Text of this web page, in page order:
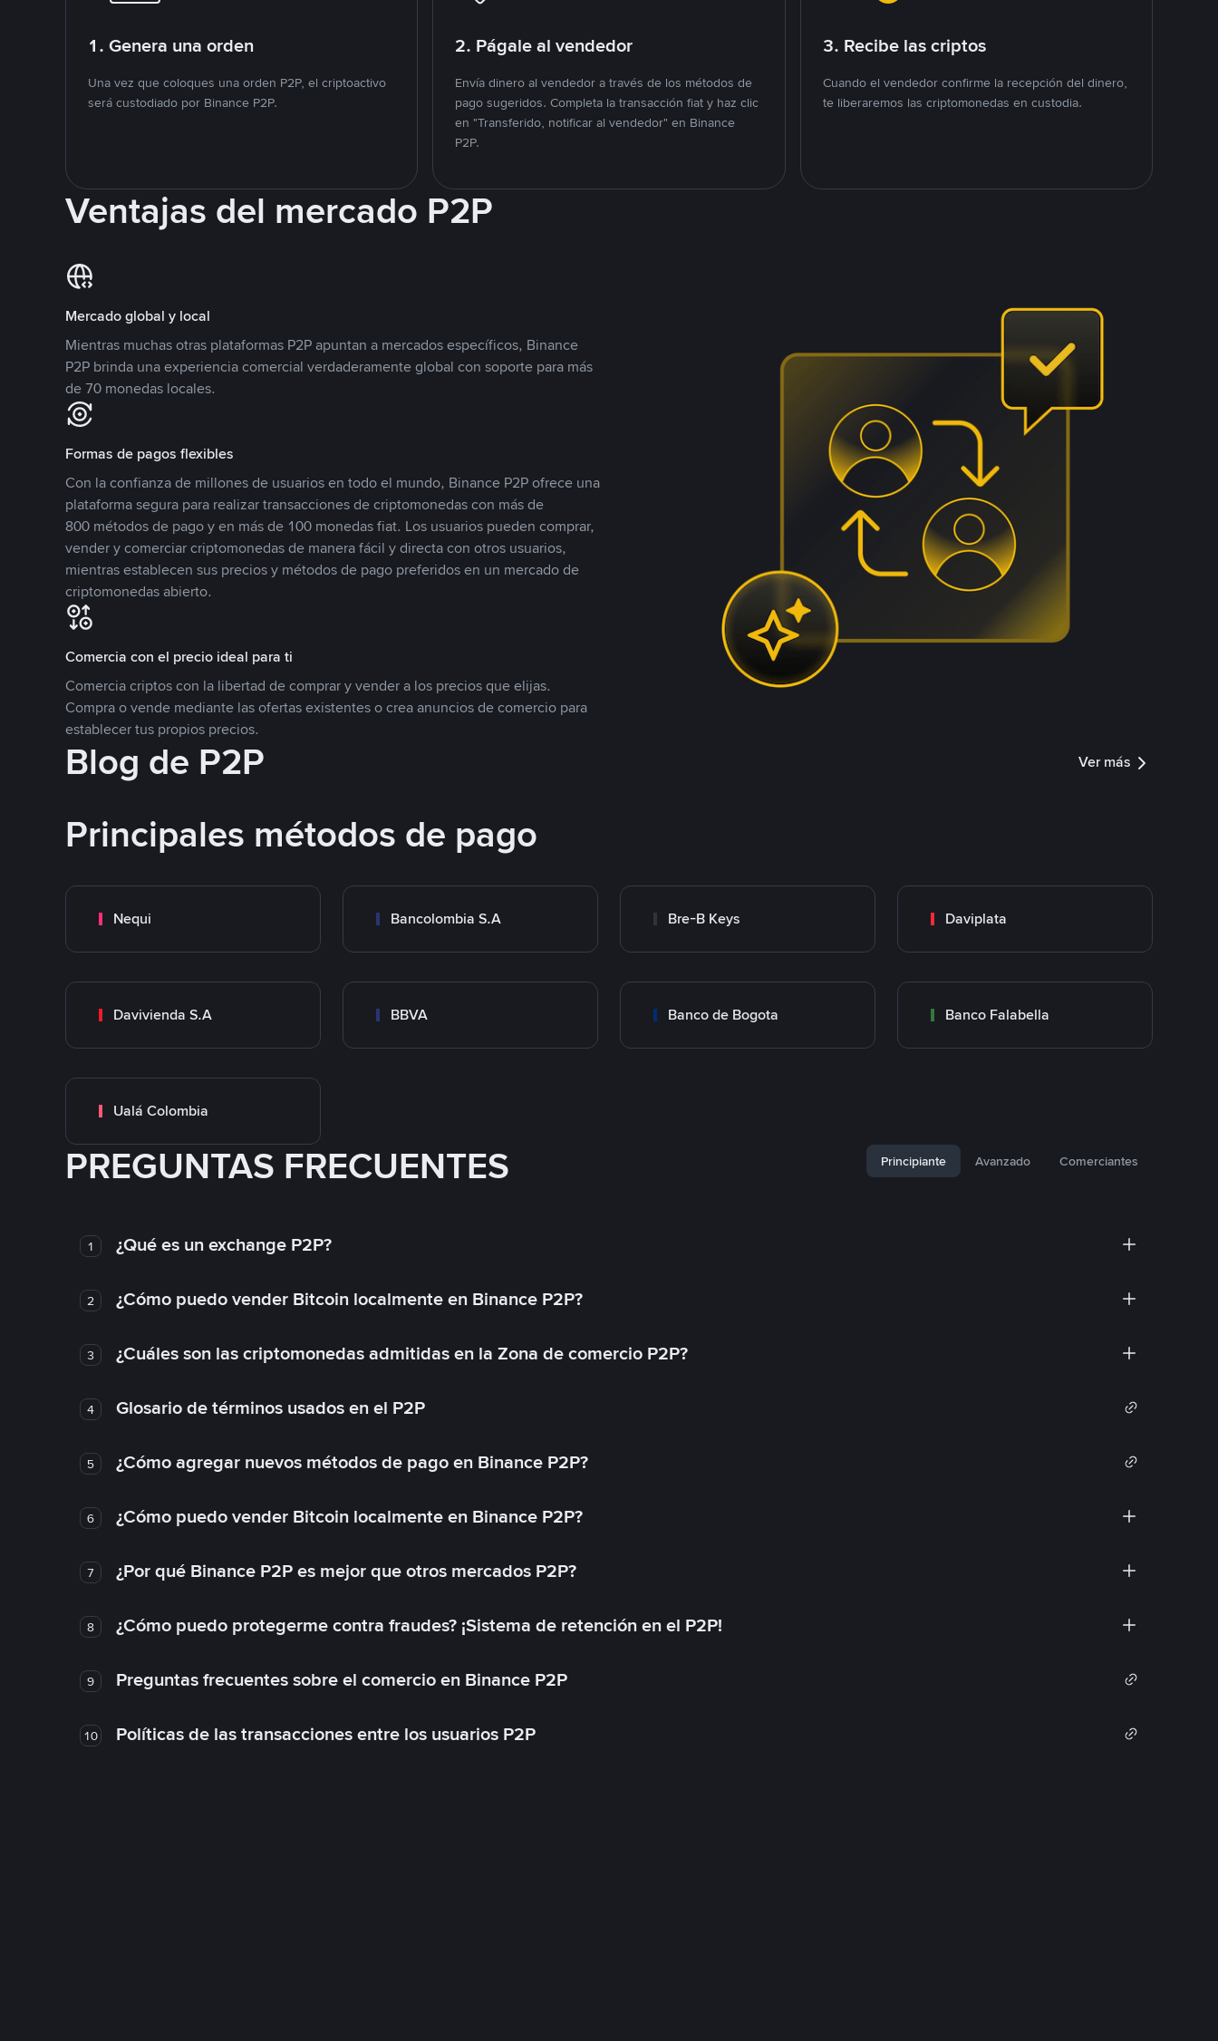
1. Genera una orden
Una vez que coloques una orden P2P, el criptoactivo
será custodiado por Binance P2P.
2. Págale al vendedor
Envía dinero al vendedor a través de los métodos de
pago sugeridos. Completa la transacción fiat y haz clic
en "Transferido, notificar al vendedor" en Binance
P2P.
3. Recibe las criptos
Cuando el vendedor confirme la recepción del dinero,
te liberaremos las criptomonedas en custodia.
Ventajas del mercado P2P
Mercado global y local
Mientras muchas otras plataformas P2P apuntan a mercados específicos, Binance
P2P brinda una experiencia comercial verdaderamente global con soporte para más
de 70 monedas locales.
Formas de pagos flexibles
Con la confianza de millones de usuarios en todo el mundo, Binance P2P ofrece una
plataforma segura para realizar transacciones de criptomonedas con más de
800 métodos de pago y en más de 100 monedas fiat. Los usuarios pueden comprar,
vender y comerciar criptomonedas de manera fácil y directa con otros usuarios,
mientras establecen sus precios y métodos de pago preferidos en un mercado de
criptomonedas abierto.
Comercia con el precio ideal para ti
Comercia criptos con la libertad de comprar y vender a los precios que elijas.
Compra o vende mediante las ofertas existentes o crea anuncios de comercio para
establecer tus propios precios.
Blog de P2P Ver más
Principales métodos de pago
Nequi Bancolombia S.A Bre-B Keys Daviplata
Davivienda S.A BBVA Banco de Bogota Banco Falabella
Ualá Colombia
PREGUNTAS FRECUENTES Principiante Avanzado Comerciantes
1 ¿Qué es un exchange P2P?
2 ¿Cómo puedo vender Bitcoin localmente en Binance P2P?
3 ¿Cuáles son las criptomonedas admitidas en la Zona de comercio P2P?
4 Glosario de términos usados en el P2P
5 ¿Cómo agregar nuevos métodos de pago en Binance P2P?
6 ¿Cómo puedo vender Bitcoin localmente en Binance P2P?
7 ¿Por qué Binance P2P es mejor que otros mercados P2P?
8 ¿Cómo puedo protegerme contra fraudes? ¡Sistema de retención en el P2P!
9 Preguntas frecuentes sobre el comercio en Binance P2P
10 Políticas de las transacciones entre los usuarios P2P